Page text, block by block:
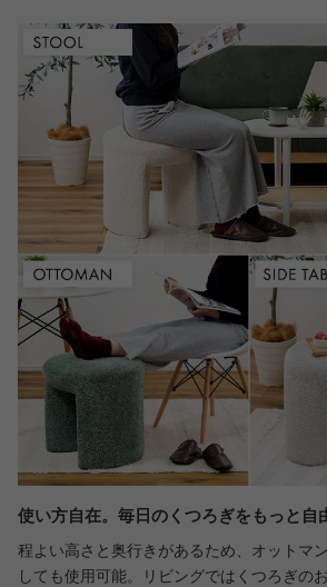
使い方自在。毎日のくつろぎをもっと自
程よい高さと奥行きがあるため、オットマ
しても使用可能。リビングではくつろぎの